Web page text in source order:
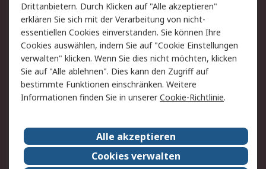
Rechtliches
AGB
Datenschutz
Cookie-Richtlinie
Zahlungsbedingungen
Copyright/Impressum
Über RS
Karriere bei RS
Nachhaltigkeit
Qualität/Umwelt/ZertifikatePresse-Center
Drittanbietern. Durch Klicken auf "Alle akzeptieren"
erklären Sie sich mit der Verarbeitung von nicht-
essentiellen Cookies einverstanden. Sie können Ihre
Cookies auswählen, indem Sie auf "Cookie Einstellungen
verwalten" klicken. Wenn Sie dies nicht möchten, klicken
Sie auf "Alle ablehnen". Dies kann den Zugriff auf
bestimmte Funktionen einschränken. Weitere
Informationen finden Sie in unsererCookie-Richtlinie.
Alle akzeptieren
Cookies verwalten